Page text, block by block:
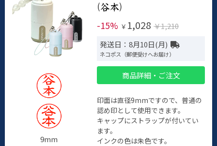
9mm
(
)
-15% ￥ 1,028 ￥1,210
発送日：8月10日(月)
ネコポス（郵便受けへお届け）
商品詳細・ご注文
印面は直径9mmですので、普通の
認め印として使用できます。
キャップにストラップが付いてい
ます。
インクの色は朱色です。